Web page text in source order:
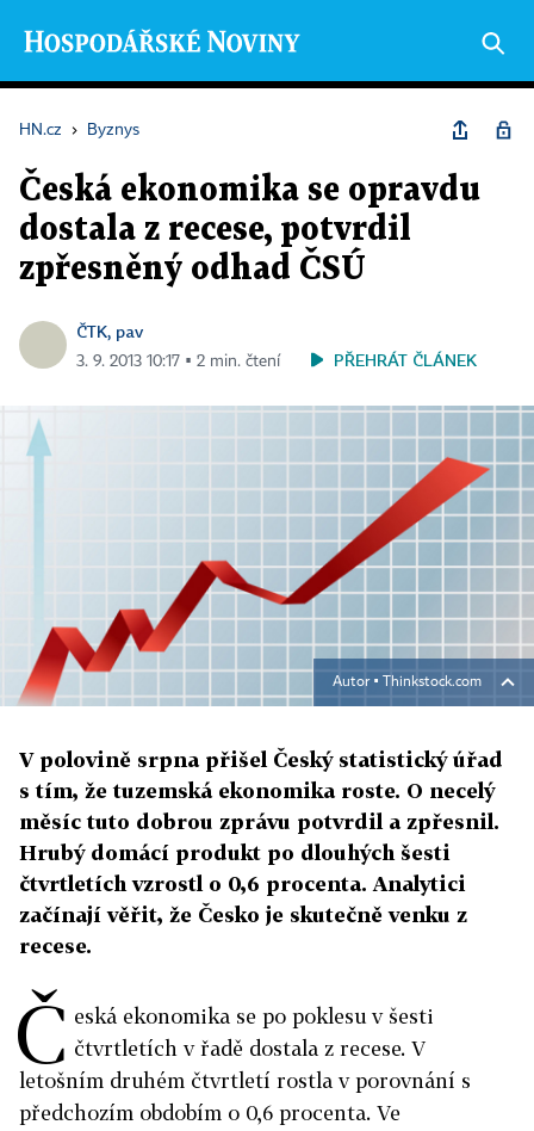
HN.cz › Byznys
Česká ekonomika se opravdu
dostala z recese, potvrdil
zpřesněný odhad ČSÚ
ČTK, pav
3. 9. 2013 10:17 ▪ 2 min. čtení PŘEHRÁT ČLÁNEK
Autor ▪ Thinkstock.com
V polovině srpna přišel Český statistický úřad
s tím, že tuzemská ekonomika roste. O necelý
měsíc tuto dobrou zprávu potvrdil a zpřesnil.
Hrubý domácí produkt po dlouhých šesti
čtvrtletích vzrostl o 0,6 procenta. Analytici
začínají věřit, že Česko je skutečně venku z
recese.
Č eská ekonomika se po poklesu v šesti
čtvrtletích v řadě dostala z recese. V
letošním druhém čtvrtletí rostla v porovnání s
předchozím obdobím o 0,6 procenta. Ve